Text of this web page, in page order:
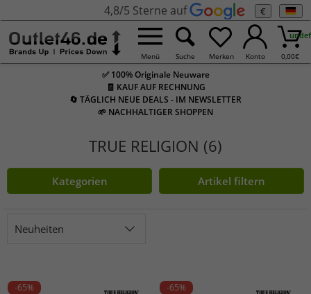
4,8/5 Sterne auf €
Menü Suche Merken Konto 0,00€
✅ 100% Originale Neuware
🧾 KAUF AUF RECHNUNG
🔄 TÄGLICH NEUE DEALS - IM NEWSLETTER
🌱 NACHHALTIGER SHOPPEN
TRUE RELIGION (6)
Kategorien Artikel filtern
Neuheiten
-65% -65%